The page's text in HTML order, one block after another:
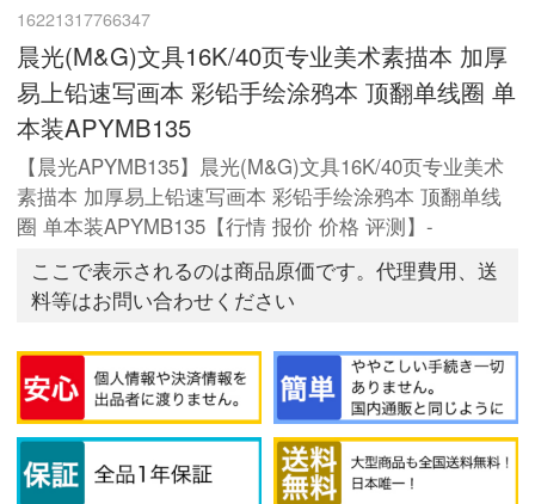
16221317766347
晨光(M&G)文具16K/40页专业美术素描本 加厚
易上铅速写画本 彩铅手绘涂鸦本 顶翻单线圈 单
本装APYMB135
【晨光APYMB135】晨光(M&G)文具16K/40页专业美术
素描本 加厚易上铅速写画本 彩铅手绘涂鸦本 顶翻单线
圈 单本装APYMB135【行情 报价 价格 评测】-
ここで表示されるのは商品原価です。代理費用、送
料等はお問い合わせください